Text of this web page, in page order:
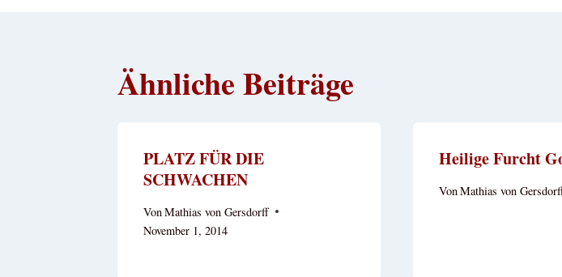
Ähnliche Beiträge
PLATZ FÜR DIE
SCHWACHEN
VonMathias von Gersdorff
November 1, 2014
Heilige Furcht
VonMathias von